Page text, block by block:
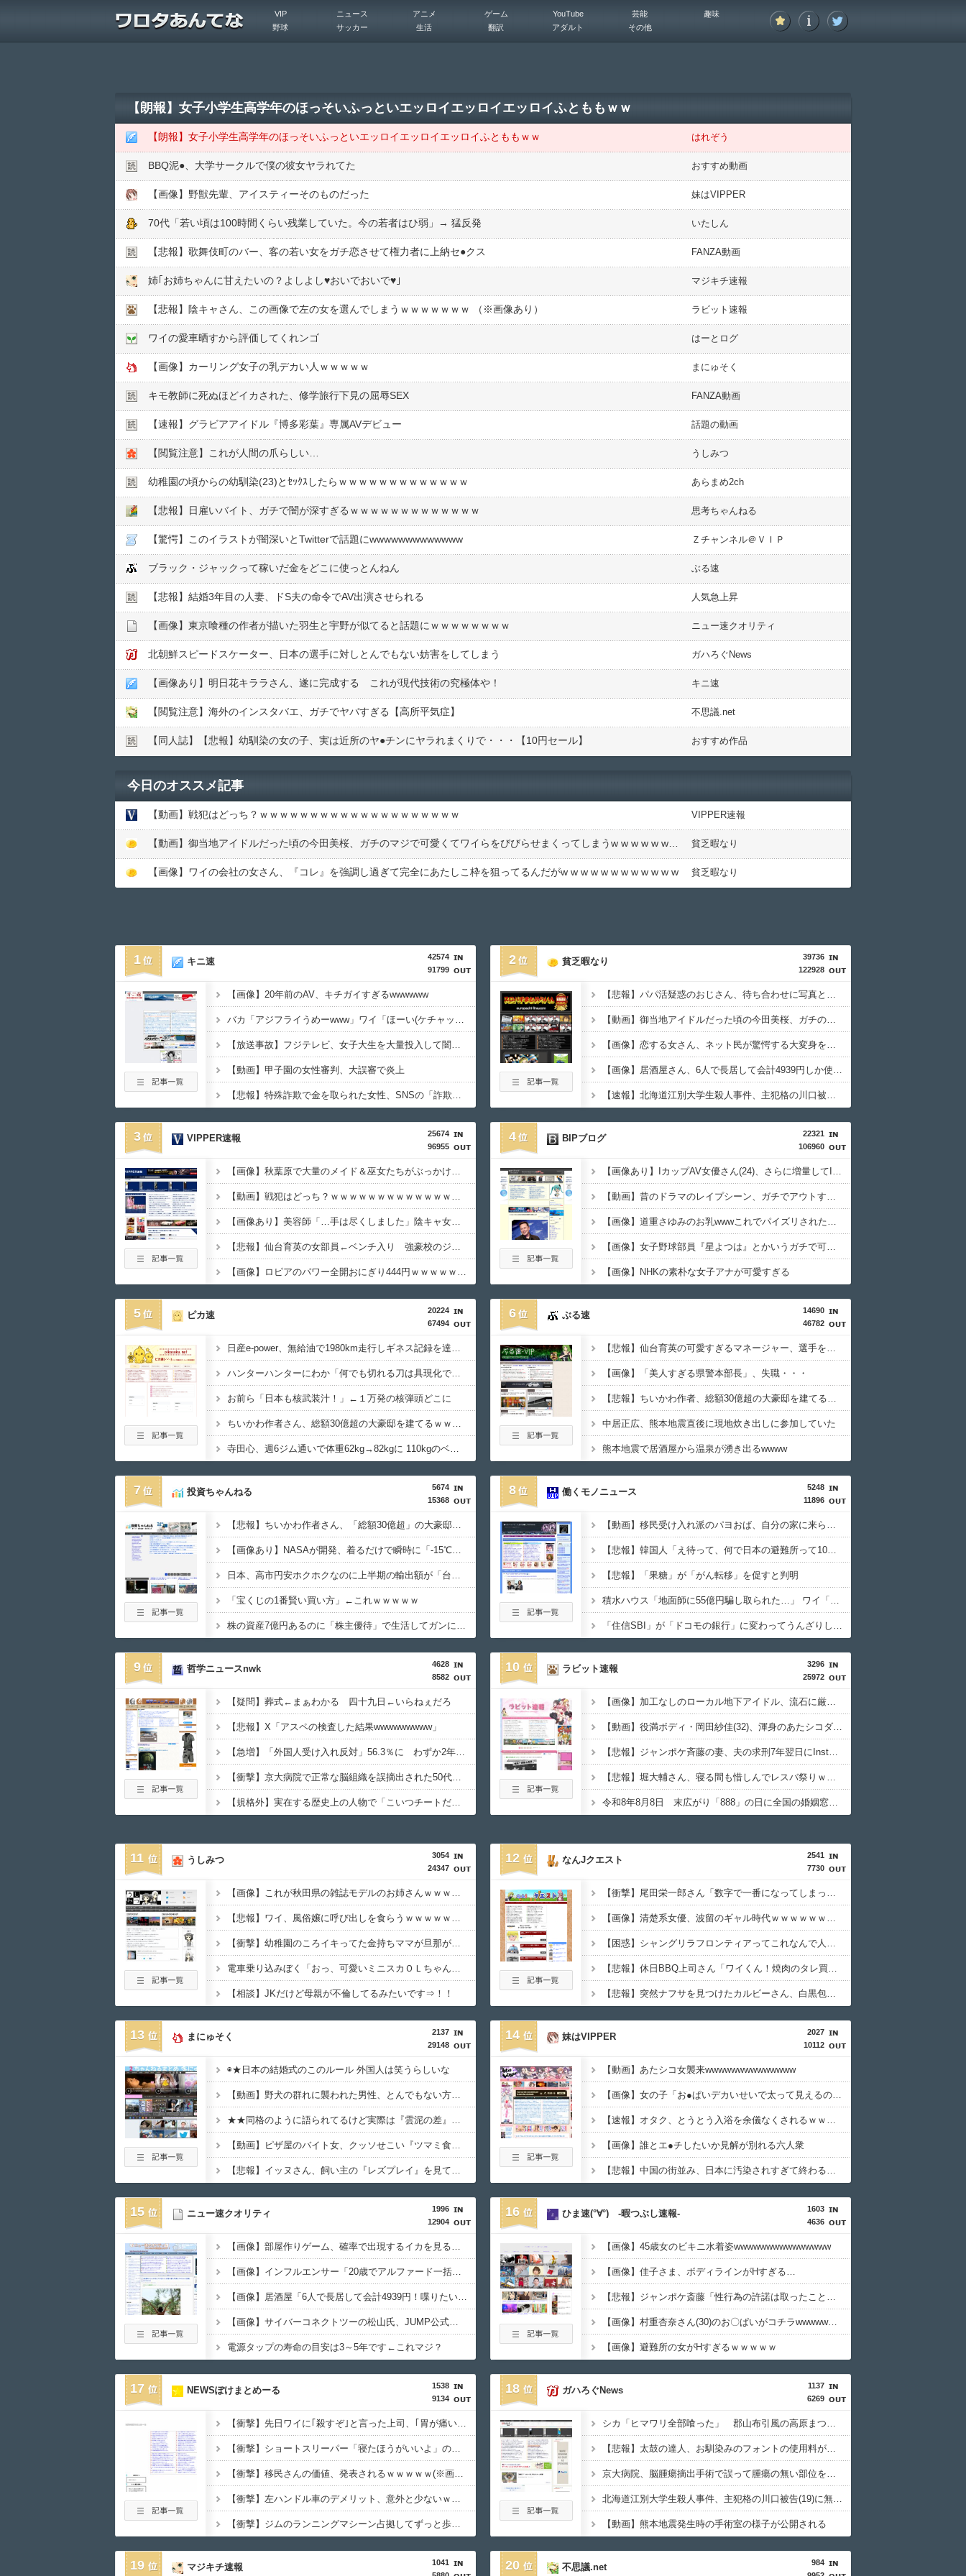
VIP ニュース アニメ ゲーム YouTube 芸能
趣味
野球
サッカー 生活 翻訳 アダルト その他
【朗報】女子小学生高学年のほっそいふっといエッロイエッロイエッロイふとももｗｗ
【朗報】女子小学生高学年のほっそいふっといエッロイエッロイエッロイふとももｗｗ はれぞう
BBQ泥●︎、大学サークルで僕の彼女ヤラれてた おすすめ動画
【画像】野獣先輩、アイスティーそのものだった 妹はVIPPER
70代「若い頃は100時間くらい残業していた。今の若者はひ弱」→ 猛反発 いたしん
【悲報】歌舞伎町のバー、客の若い女をガチ恋させて権力者に上納セ●︎クス FANZA動画
姉｢お姉ちゃんに甘えたいの？よしよし♥おいでおいで♥｣ マジキチ速報
【悲報】陰キャさん、この画像で左の女を選んでしまうｗｗｗｗｗｗｗ （※画像あり） ラビット速報
ワイの愛車晒すから評価してくれンゴ はーとログ
【画像】カーリング女子の乳デカい人ｗｗｗｗｗ まにゅそく
キモ教師に死ぬほどイカされた、修学旅行下見の屈辱SEX FANZA動画
【速報】グラビアアイドル『博多彩葉』専属AVデビュー 話題の動画
【閲覧注意】これが人間の爪らしい… うしみつ
幼稚園の頃からの幼馴染(23)とｾｯｸｽしたらｗｗｗｗｗｗｗｗｗｗｗｗｗ あらまめ2ch
【悲報】日雇いバイト、ガチで闇が深すぎるｗｗｗｗｗｗｗｗｗｗｗｗｗ 思考ちゃんねる
【驚愕】このイラストが闇深いとTwitterで話題にwwwwwwwwwwwww Ｚチャンネル＠ＶＩＰ
ブラック・ジャックって稼いだ金をどこに使っとんねん ぶる速
【悲報】結婚3年目の人妻、ドS夫の命令でAV出演させられる 人気急上昇
【画像】東京喰種の作者が描いた羽生と宇野が似てると話題にｗｗｗｗｗｗｗｗ ニュー速クオリティ
北朝鮮スピードスケーター、日本の選手に対しとんでもない妨害をしてしまう ガハろぐNews
【画像あり】明日花キララさん、遂に完成する これが現代技術の究極体や！ キニ速
【閲覧注意】海外のインスタバエ、ガチでヤバすぎる【高所平気症】 不思議.net
【同人誌】【悲報】幼馴染の女の子、実は近所のヤ●︎チンにヤラれまくりで・・・【10円セール】 おすすめ作品
今日のオススメ記事
【動画】戦犯はどっち？ｗｗｗｗｗｗｗｗｗｗｗｗｗｗｗｗｗｗｗｗ VIPPER速報
貧乏暇なり
【画像】ワイの会社の女さん、『コレ』を強調し過ぎて完全にあたしこ枠を狙ってるんだがw w w w w w w w w w w w 貧乏暇なり
1
42574
91799
キニ速
【画像】20年前のAV、キチガイすぎるwwwwww
バカ「アジフライうめーwww」ワイ「ほーい(ケチャップ取り上げる)」
【放送事故】フジテレビ、女子大生を大量投入して闇深●●番組ｗｗｗｗ
【動画】甲子園の女性審判、大誤審で炎上
【悲報】特殊詐欺で金を取られた女性、SNSの「詐欺師に騙し取られたお金、取り戻せます」」に釣られさらに240万円失うｗｗｗｗ
2
39736
122928
貧乏暇なり
【悲報】パパ活疑惑のおじさん、待ち合わせに写真と違う女が来たので逃げようとするも眼鏡を奪われ可哀想なことになっているところを激写されてしまう…
【動画】御当地アイドルだった頃の今田美桜、ガチのマジで可愛くてワイらをびびらせまくってしまうw w w w w w w w
【画像】恋する女さん、ネット民が驚愕する大変身を遂げてしまう←コレは凄過ぎるw w w w w w w w
【画像】居酒屋さん、6人で長居して会計4939円しか使わない客にお気持ち表明してしまう←コレどっちが悪いんや？？？？？？
【速報】北海道江別大学生殺人事件、主犯格の川口被告(19)に無期懲役の判決←これ、妥当だと思う？？？？？？
3
25674
96955
VIPPER速報
【画像】秋葉原で大量のメイド＆巫女たちがぶっかけ祭ｗｗｗｗｗｗｗｗｗｗｗ
【動画】戦犯はどっち？ｗｗｗｗｗｗｗｗｗｗｗｗｗｗｗｗｗｗｗｗ
【画像あり】美容師「…手は尽くしました」陰キャ女子「…ﾋｭｯ」→結果・・・
【悲報】仙台育英の女部員←ベンチ入り 強豪校のジャガイモダンサー←ベンチ外
【画像】ロピアのパワー全開おにぎり444円ｗｗｗｗｗｗｗｗｗｗｗｗ
4
22321
106960
BIPブログ
【画像あり】IカップAV女優さん(24)、さらに増量してIカップになる
【動画】昔のドラマのレイプシーン、ガチでアウトすぎるｗｗｗｗｗｗｗｗｗ
【画像】道重さゆみのお乳wwwこれでパイズリされたら3秒で果てるだろ
【画像】女子野球部員『星よつは』とかいうガチで可愛すぎるJKwww
【画像】NHKの素朴な女子アナが可愛すぎる
5
20224
67494
ピカ速
日産e-power、無給油で1980km走行しギネス記録を達成！→山頂から下ってるだけでした…
ハンターハンターにわか「何でも切れる刀は具現化できない(ﾆﾁｯ」←これ
お前ら「日本も核武装汁！」←１万発の核弾頭どこに
ちいかわ作者さん、総額30億超の大豪邸を建てるｗｗｗｗｗｗｗｗｗｗｗｗｗｗｗｗｗｗｗ
寺田心、週6ジム通いで体重62kg→82kgに 110kgのベンチプレス持ち上げる姿披露
6
14690
46782
ぶる速
【悲報】仙台育英の可愛すぎるマネージャー、選手を発情させるウインク
【画像】「美人すぎる県警本部長」、失職・・・
【悲報】ちいかわ作者、総額30億超の大豪邸を建てるｗｗｗｗｗｗｗｗｗｗｗｗｗｗｗｗｗｗｗ
中居正広、熊本地震直後に現地炊き出しに参加していた
熊本地震で居酒屋から温泉が湧き出るwwww
7
5674
15368
投資ちゃんねる
【悲報】ちいかわ作者さん、「総額30億超」の大豪邸を建てる！？ｗｗｗｗｗ
【画像あり】NASAが開発、着るだけで瞬時に「-15℃冷却」する冷感ポンチョ3,980円！
日本、高市円安ホクホクなのに上半期の輸出額が「台湾と韓国」に抜かれるｗｗｗｗｗ
「宝くじの1番賢い買い方」←これｗｗｗｗｗ
株の資産7億円あるのに「株主優待」で生活してガンになる人生・・・
8
5248
11896
働くモノニュース
【動画】移民受け入れ派のパヨおば、自分の家に来られたら全力で拒否るｗｗｗｗｗｗｗｗｗｗ
【悲報】韓国人「え待って、何で日本の避難所って10年前と同レベルなの(ドン引き
【悲報】「果糖」が「がん転移」を促すと判明
積水ハウス「地面師に55億円騙し取られた…」 ワイ「はえーかわいそう…会社滅茶苦茶やろなぁ」
「住信SBI」が「ドコモの銀行」に変わってうんざりしてるやつｗｗｗｗｗｗｗ
9
4628
8582
哲学ニュースnwk
【疑問】葬式←まぁわかる 四十九日←いらねぇだろ
【悲報】X「アスペの検査した結果wwwwwwwww」
【急増】「外国人受け入れ反対」56.3％に わずか2年で20.7ポイント増、東大調査「若い世代ほど増加」
【衝撃】京大病院で正常な脳組織を誤摘出された50代女性、手足も動かせず自発呼吸もできない重篤状態に…「意識はある」
【規格外】実在する歴史上の人物で「こいつチートだろ…」と思った奴あげてけ
10
3296
25972
ラビット速報
【画像】加工なしのローカル地下アイドル、流石に厳しいwwwwww
【動画】役満ボディ・岡田紗佳(32)、渾身のあたシコダンスwwwwwww
【悲報】ジャンポケ斉藤の妻、夫の求刑7年翌日にInstagram更新「楽しすぎた」
【悲報】堀大輔さん、寝る間も惜しんでレスバ祭りｗｗｗｗｗｗｗｗｗｗｗｗｗｗｗｗｗｗｗｗｗｗｗｗ
令和8年8月8日 末広がり「888」の日に全国の婚姻窓口が大行列＆芸能人も結婚ラッシュ
11
3054
24347
うしみつ
【画像】これが秋田県の雑誌モデルのお姉さんｗｗｗｗｗｗｗｗｗｗ
【悲報】ワイ、風俗嬢に呼び出しを食らうｗｗｗｗｗｗｗｗｗ
【衝撃】幼稚園のころイキってた金持ちママが旦那が死んだ結果･･･⇒！！
電車乗り込みぼく「おっ、可愛いミニスカＯＬちゃんの隣あいてんじゃん！座ったろ！」⇒！！
【相談】JKだけど母親が不倫してるみたいです⇒！！
12
2541
7730
なんJクエスト
【衝撃】尾田栄一郎さん「数字で一番になってしまったから目指す目標がない！！何から学べばいいんだ？？」ｗｗｗｗｗｗｗｗｗｗ
【画像】清楚系女優、波留のギャル時代ｗｗｗｗｗｗｗｗｗｗｗｗｗ
【困惑】シャングリラフロンティアってこれなんで人気なの？・・・・・・・・・
【悲報】休日BBQ上司さん「ワイくん！焼肉のタレ買ってきてくれる？」ワイ「！！？」ｗｗｗｗｗｗｗｗｗｗ
【悲報】突然ナフサを見つけたカルビーさん、白黒包装にした結果4週連続売上減????ｗｗｗｗｗｗｗｗｗｗ
13
2137
29148
まにゅそく
◉★日本の結婚式のこのルール 外国人は笑うらしいな
【動画】野犬の群れに襲われた男性、とんでもない方法で制圧するｗｗｗｗｗｗｗ
★★同格のように語られてるけど実際は『雲泥の差』があるものと言えば？
【動画】ピザ屋のバイト女、クッソせこい『ツマミ食い』をして炎上
【悲報】イッヌさん、飼い主の『レズプレイ』を見てドン引き・・・
14
2027
10112
妹はVIPPER
【動画】あたシコ女襲来wwwwwwwwwwwwww
【画像】女の子「お●ぱいデカいせいで太って見えるのまじだるい????」
【速報】オタク、とうとう入浴を余儀なくされるｗｗｗｗｗｗｗ
【画像】誰とエ●チしたいか見解が別れる六人衆
【悲報】中国の街並み、日本に汚染されすぎて終わる・・・
15
1996
12904
ニュー速クオリティ
【画像】部屋作りゲーム、確率で出現するイカを見るとクラッシュする不具合が発生ｗｗｗ
【画像】インフルエンサー「20歳でアルファード一括で買えちゃう私って素敵」
【画像】居酒屋「6人で長居して会計4939円！喋りたいだけなら公園に行ってくれ（怒」
【画像】サイバーコネクトツーの松山氏、JUMP公式にブロックされる・・・
電源タップの寿命の目安は3～5年です←これマジ？
16
1603
4636
ひま速(°∀°) -暇つぶし速報-
【画像】45歳女のビキニ水着姿wwwwwwwwwwwwwww
【画像】佳子さま、ボディラインがHすぎる…
【悲報】ジャンポケ斎藤「性行為の許諾は取ったことありません」
【画像】村重杏奈さん(30)のお〇ぱいがコチラwwwwwwwwwwww
【画像】避難所の女がHすぎるｗｗｗｗｗ
17
1538
9134
NEWSぽけまとめーる
【衝撃】先日ワイに｢殺すぞ｣と言った上司、｢胃が痛い｣とか言い出すｗｗｗｗｗ
【衝撃】ショートスリーパー「寝たほうがいいよ」の一言にブチギレｗｗｗｗｗ(※動画あり)
【衝撃】移民さんの価値、発表されるｗｗｗｗｗ(※画像あり)
【衝撃】左ハンドル車のデメリット、意外と少ないｗｗｗｗｗ
【衝撃】ジムのランニングマシーン占拠してずっと歩いてる男の正体←これｗｗｗｗｗ
18
1137
6269
ガハろぐNews
シカ「ヒマワリ全部喰った」 郡山布引風の高原まつり中止
【悲報】太鼓の達人、お馴染みのフォントの使用料が年間6万から年間320万になったので変更に
京大病院、脳腫瘍摘出手術で誤って腫瘍の無い部位を摘出 脳幹など損傷受け植物状態に
北海道江別大学生殺人事件、主犯格の川口被告(19)に無期懲役の判決
【動画】熊本地震発生時の手術室の様子が公開される
19
1041
マジキチ速報 20
984
不思議.net